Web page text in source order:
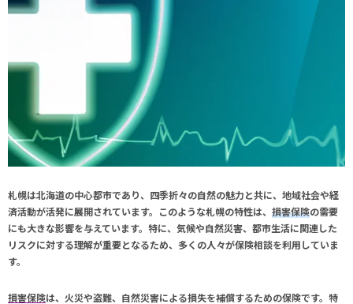
札幌は北海道の中心都市であり、四季折々の自然の魅力と共に、地域社会や経
済活動が活発に展開されています。このような札幌の特性は、 損害保険の需要
にも大きな影響を与えています。特に、気候や自然災害、都市生活に関連した
リスクに対する理解が重要となるため、多くの人々が保険相談を利用していま
す。
損害保険は、火災や盗難、自然災害による損失を補償するための保険です。特